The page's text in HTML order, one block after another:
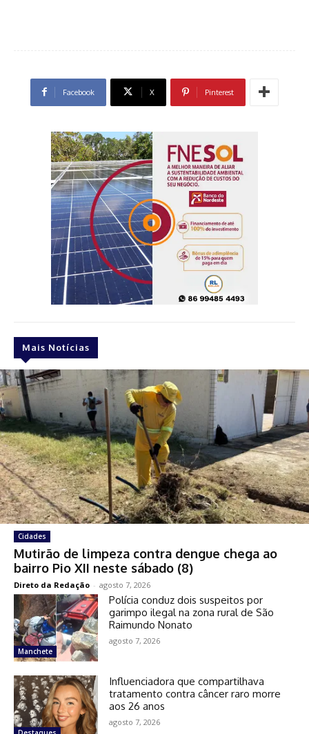
Facebook X Pinterest
Mais Notícias
Cidades
Mutirão de limpeza contra dengue chega ao
bairro Pio XII neste sábado (8)
Direto da Redação - agosto 7, 2026
Manchete
Polícia conduz dois suspeitos por
garimpo ilegal na zona rural de São
Raimundo Nonato
agosto 7, 2026
Influenciadora que compartilhava
tratamento contra câncer raro morre
aos 26 anos
agosto 7, 2026